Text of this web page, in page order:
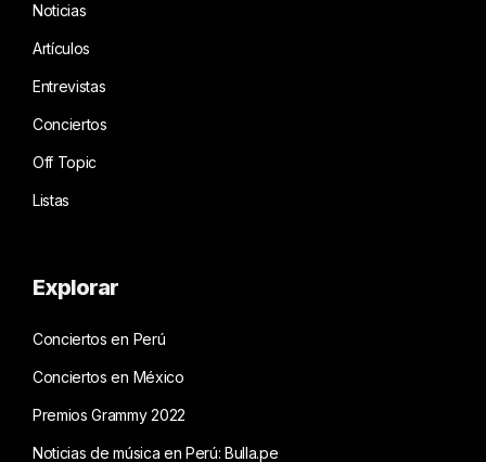
Noticias
Artículos
Entrevistas
Conciertos
Off Topic
Listas
Explorar
Conciertos en Perú
Conciertos en México
Premios Grammy 2022
Noticias de música en Perú: Bulla.pe